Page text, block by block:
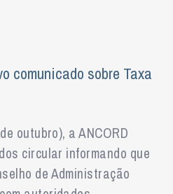
comunicado sobre Taxa
outubro), a ANCORD
circular informando que
de Administração